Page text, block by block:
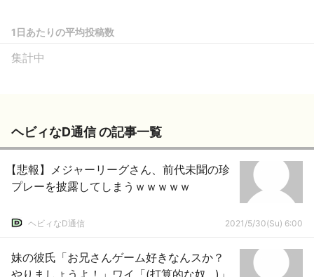
1日あたりの平均投稿数
集計中
ヘビィなD通信 の記事一覧
【悲報】メジャーリーグさん、前代未聞の珍
プレーを披露してしまうｗｗｗｗｗ
ヘビィなD通信 2021/5/30(Su) 6:00
妹の彼氏「お兄さんゲーム好きなんスか？
やりましょうよ！」ワイ「(打算的な奴…)」